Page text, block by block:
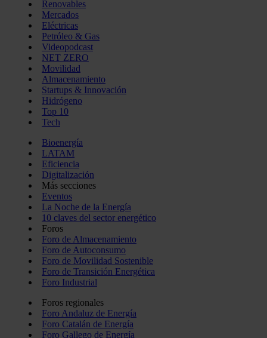
Renovables
Mercados
Eléctricas
Petróleo & Gas
Videopodcast
NET ZERO
Movilidad
Almacenamiento
Startups & Innovación
Hidrógeno
Top 10
Tech
Bioenergía
LATAM
Eficiencia
Digitalización
Más secciones
Eventos
La Noche de la Energía
10 claves del sector energético
Foros
Foro de Almacenamiento
Foro de Autoconsumo
Foro de Movilidad Sostenible
Foro de Transición Energética
Foro Industrial
Foros regionales
Foro Andaluz de Energía
Foro Catalán de Energía
Foro Gallego de Energía